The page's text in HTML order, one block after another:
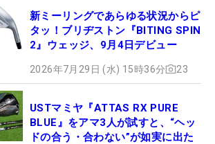
新ミーリングであらゆる状況からピ
タッ！ブリヂストン『BITING SPIN
2』ウェッジ、9月4日デビュー
2026年7月29日 (水) 15時36分 23
USTマミヤ『ATTAS RX PURE
BLUE』をアマ3人が試すと、“ヘッ
ドの合う・合わない”が如実に出た